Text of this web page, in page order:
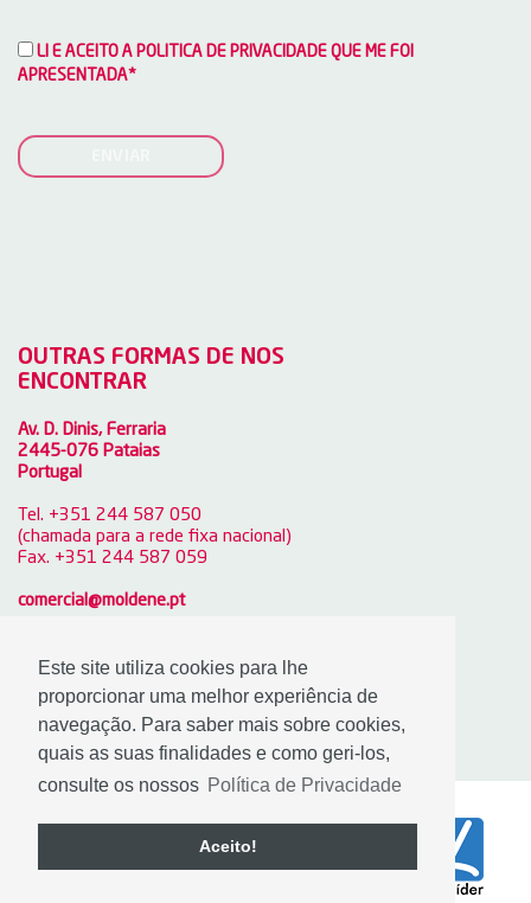
Este site utiliza cookies para lhe
proporcionar uma melhor experiência de
navegação. Para saber mais sobre cookies,
quais as suas finalidades e como geri-los,
consulte os nossos Política de Privacidade
Aceito!
LI E ACEITO A POLITICA DE PRIVACIDADE QUE ME FOI
APRESENTADA*
OUTRAS FORMAS DE NOS
ENCONTRAR
Av. D. Dinis, Ferraria
2445-076 Pataias
Portugal
Tel. +351 244 587 050
(chamada para a rede fixa nacional)
Fax. +351 244 587 059
comercial@moldene.pt
OBTER DIREÇÕES
Política de